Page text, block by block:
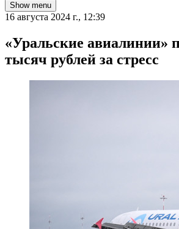
Show menu
16 августа 2024 г., 12:39
«Уральские авиалинии»
тысяч рублей за стресс